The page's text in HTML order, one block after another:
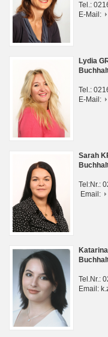
Tel.:
E-Mail:
Lydia
Tel.:
E-Mail:
Sarah
Tel:Nr.:
Email:
Tel.Nr.:
Email: